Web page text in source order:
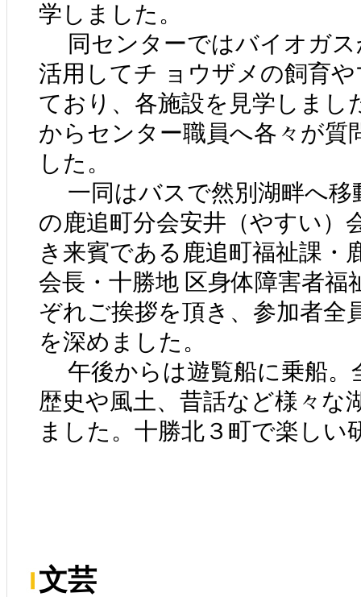
学しました。
同センターではバイオガス
活用してチ ョウザメの飼育
ており、各施設を見学しまし
からセンター職員へ各々が質
した。
一同はバスで然別湖畔へ移
の鹿追町分会安井（やすい）
き来賓である鹿追町福祉課・
会長・十勝地 区身体障害者福
ぞれご挨拶を頂き、参加者全
を深めました。
午後からは遊覧船に乗船。
歴史や風土、昔話など様々な
ました。十勝北３町で楽しい
文芸